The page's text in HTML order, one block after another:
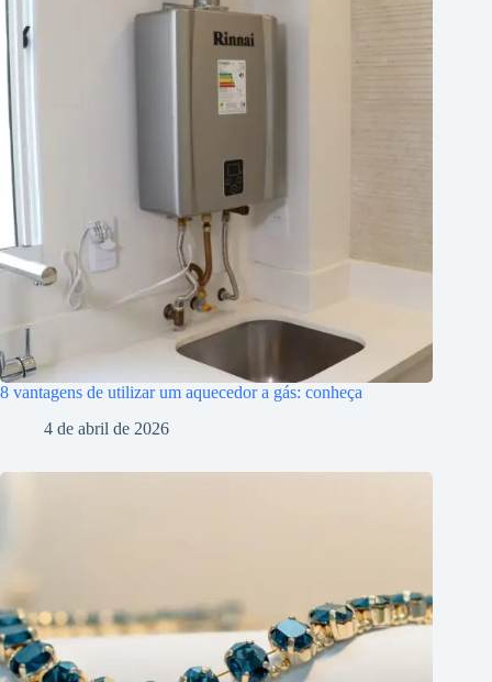
8 vantagens de utilizar um aquecedor a gás: conheça
4 de abril de 2026